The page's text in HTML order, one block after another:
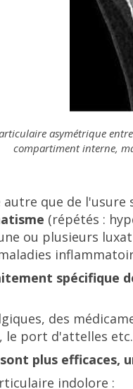
asymétrique
compartiment interne,
autre que de
(répétés :
ou plusieurs
des
le port d'attelles etc.
plus efficaces,
indolore :